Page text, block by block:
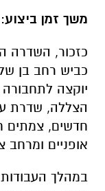
יוקצה לתחבורה
חדשים, צמתים
אופניים ומרחב
במהלך
יתכנו שינויים
השטח ומזג
באר שבע.